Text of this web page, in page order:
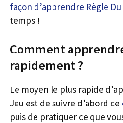
façon d’apprendre Règle Du
temps !
Comment
rapidement ?
Le moyen le plus rapide
Jeu est de suivre d’abord ce
puis de pratiquer ce que